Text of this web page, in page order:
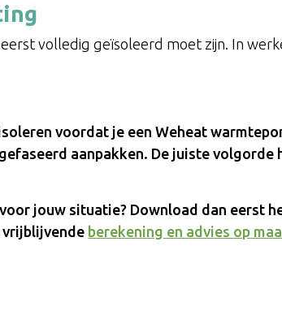
volledig geïsoleerd moet zijn. In
voordat je een Weheat
aanpakken. De juiste volgorde
jouw situatie? Download dan eerst
vrijblijvende berekening en advies op